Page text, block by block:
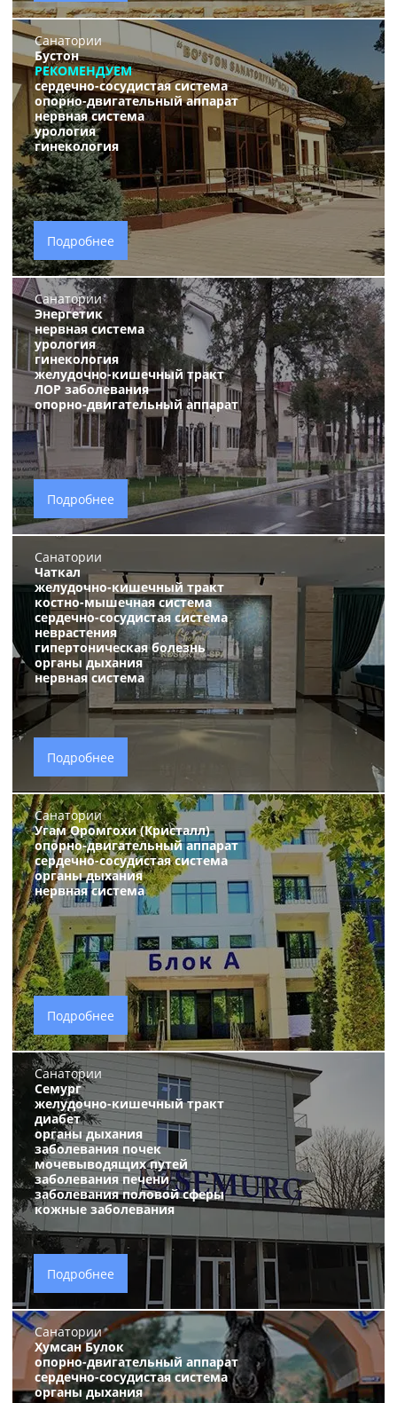
Санатории
Бустон
РЕКОМЕНДУЕМ
сердечно-сосудистая система
опорно-двигательный аппарат
нервная система
урология
гинекология
Подробнее
Санатории
Энергетик
нервная система
урология
гинекология
желудочно-кишечный тракт
ЛОР заболевания
опорно-двигательный аппарат
Подробнее
Санатории
Чаткал
желудочно-кишечный тракт
костно-мышечная система
сердечно-сосудистая система
неврастения
гипертоническая болезнь
органы дыхания
нервная система
Подробнее
Санатории
Угам Оромгохи (Кристалл)
опорно-двигательный аппарат
сердечно-сосудистая система
органы дыхания
нервная система
Подробнее
Санатории
Семург
желудочно-кишечный тракт
диабет
органы дыхания
заболевания почек
мочевыводящих путей
заболевания печени
заболевания половой сферы
кожные заболевания
Подробнее
Санатории
Хумсан Булок
опорно-двигательный аппарат
сердечно-сосудистая система
органы дыхания